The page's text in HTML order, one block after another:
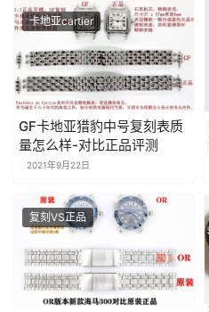
卡地亚cartier
GF卡地亚猎豹中号复刻表质
量怎么样-对比正品评测
2021年9月22日
复刻VS正品